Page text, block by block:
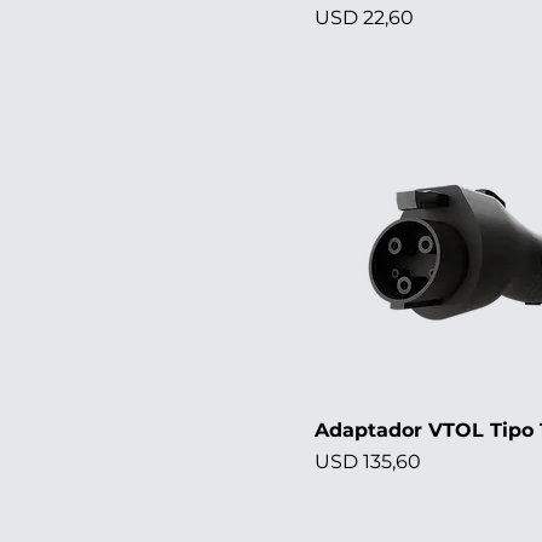
Precio
USD 22,60
Adaptador VTOL Tipo
Precio
USD 135,60